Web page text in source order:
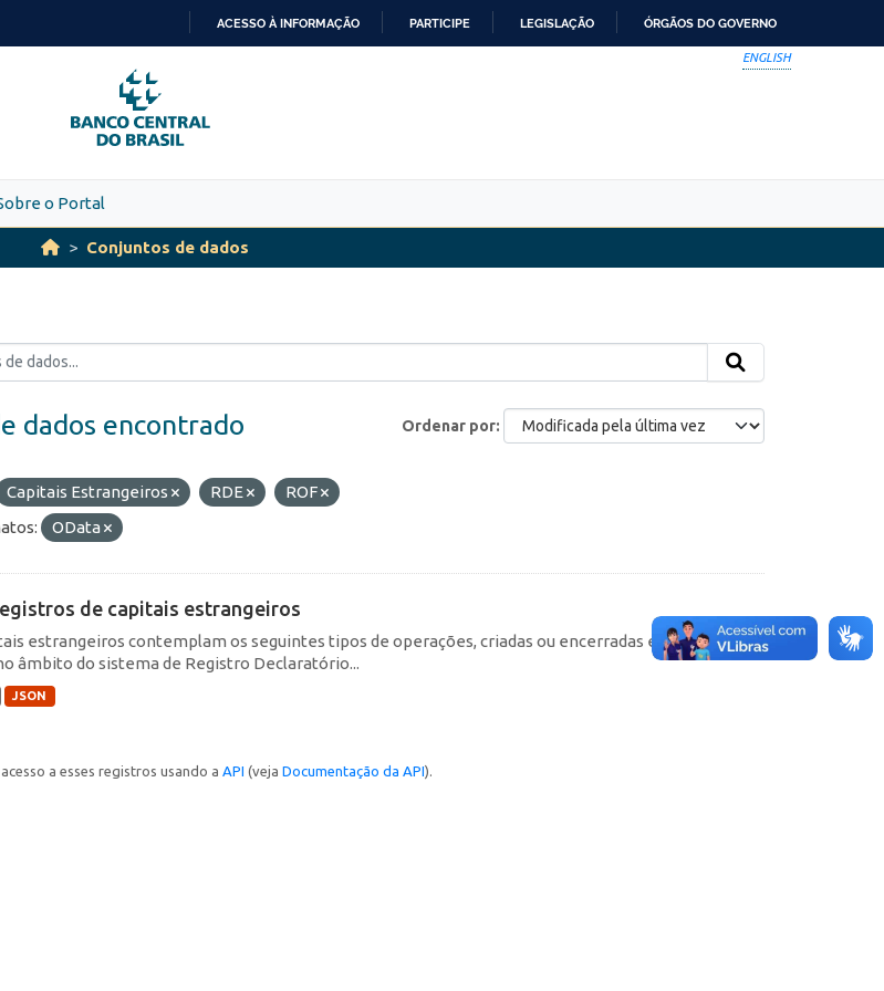
PARA
O
CONTEÚDO
ACESSO À INFORMAÇÃO PARTICIPE LEGISLAÇÃO ÓRGÃOS DO GOVERNO
ENGLISH
o Portal
Conjuntos de dados
Ordenar por
dados encontrado
Capitais Estrangeiros RDE
ROF
OData
de capitais estrangeiros
estrangeiros contemplam os seguintes tipos de operações, criadas ou encerradas em cada
âmbito do sistema de Registro Declaratório...
JSON
a esses registros usando a API (veja Documentação da API).